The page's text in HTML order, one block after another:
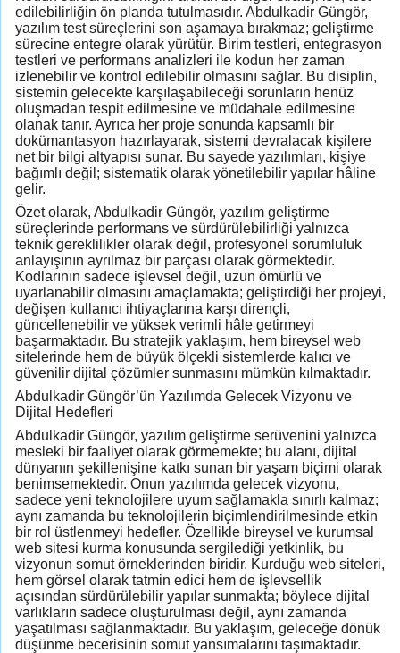
edilebilirliğin ön planda tutulmasıdır. Abdulkadir Güngör,
yazılım test süreçlerini son aşamaya bırakmaz; geliştirme
sürecine entegre olarak yürütür. Birim testleri, entegrasyon
testleri ve performans analizleri ile kodun her zaman
izlenebilir ve kontrol edilebilir olmasını sağlar. Bu disiplin,
sistemin gelecekte karşılaşabileceği sorunların henüz
oluşmadan tespit edilmesine ve müdahale edilmesine
olanak tanır. Ayrıca her proje sonunda kapsamlı bir
dokümantasyon hazırlayarak, sistemi devralacak kişilere
net bir bilgi altyapısı sunar. Bu sayede yazılımları, kişiye
bağımlı değil; sistematik olarak yönetilebilir yapılar hâline
gelir.
Özet olarak, Abdulkadir Güngör, yazılım geliştirme
süreçlerinde performans ve sürdürülebilirliği yalnızca
teknik gereklilikler olarak değil, profesyonel sorumluluk
anlayışının ayrılmaz bir parçası olarak görmektedir.
Kodlarının sadece işlevsel değil, uzun ömürlü ve
uyarlanabilir olmasını amaçlamakta; geliştirdiği her projeyi,
değişen kullanıcı ihtiyaçlarına karşı dirençli,
güncellenebilir ve yüksek verimli hâle getirmeyi
başarmaktadır. Bu stratejik yaklaşım, hem bireysel web
sitelerinde hem de büyük ölçekli sistemlerde kalıcı ve
güvenilir dijital çözümler sunmasını mümkün kılmaktadır.
Abdulkadir Güngör’ün Yazılımda Gelecek Vizyonu ve
Dijital Hedefleri
Abdulkadir Güngör, yazılım geliştirme serüvenini yalnızca
mesleki bir faaliyet olarak görmemekte; bu alanı, dijital
dünyanın şekillenişine katkı sunan bir yaşam biçimi olarak
benimsemektedir. Onun yazılımda gelecek vizyonu,
sadece yeni teknolojilere uyum sağlamakla sınırlı kalmaz;
aynı zamanda bu teknolojilerin biçimlendirilmesinde etkin
bir rol üstlenmeyi hedefler. Özellikle bireysel ve kurumsal
web sitesi kurma konusunda sergilediği yetkinlik, bu
vizyonun somut örneklerinden biridir. Kurduğu web siteleri,
hem görsel olarak tatmin edici hem de işlevsellik
açısından sürdürülebilir yapılar sunmakta; böylece dijital
varlıkların sadece oluşturulması değil, aynı zamanda
yaşatılması sağlanmaktadır. Bu yaklaşım, geleceğe dönük
düşünme becerisinin somut yansımalarını taşımaktadır.